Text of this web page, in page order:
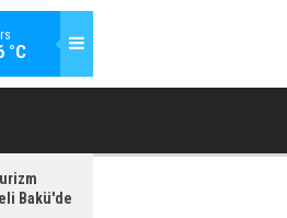
°C
KARS'TA (GEKİS)'IN ILK
Bakü'de